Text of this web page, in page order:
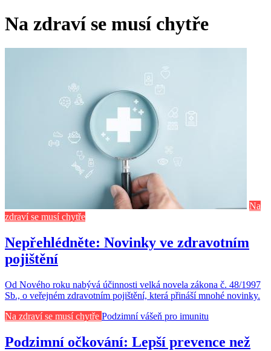
Na zdraví se musí chytře
Na
zdraví se musí chytře
Nepřehlédněte: Novinky ve zdravotním
pojištění
Od Nového roku nabývá účinnosti velká novela zákona č. 48/1997
Sb., o veřejném zdravotním pojištění, která přináší mnohé novinky.
Na zdraví se musí chytře Podzimní vášeň pro imunitu
Podzimní očkování: Lepší prevence než